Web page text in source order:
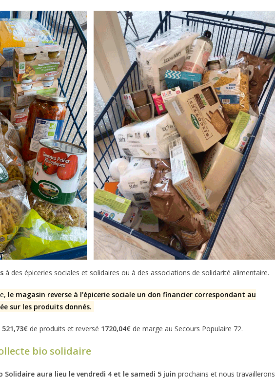
à des épiceries sociales et solidaires ou à des associations de solidarité alimentaire.
le magasin reverse à l’épicerie sociale un don financier correspondant au
sur les produits donnés.
521,73€ de produits et reversé 1720,04€ de marge au Secours Populaire 72.
bio solidaire
Solidaire aura lieu le vendredi 4 et le samedi 5 juin prochains et nous travaillerons